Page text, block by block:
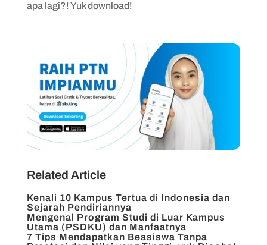
apa lagi?! Yuk download!
Related Article
Kenali 10 Kampus Tertua di Indonesia dan
Sejarah Pendiriannya
Mengenal Program Studi di Luar Kampus
Utama (PSDKU) dan Manfaatnya
7 Tips Mendapatkan Beasiswa Tanpa